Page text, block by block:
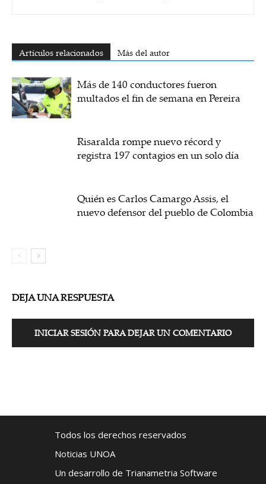
Artículos relacionados Más del autor
Más de 140 conductores fueron
multados el fin de semana en Pereira
Risaralda rompe nuevo récord y
registra 197 contagios en un solo día
Quién es Carlos Camargo Assis, el
nuevo defensor del pueblo de Colombia
DEJA UNA RESPUESTA
INICIAR SESIÓN PARA DEJAR UN COMENTARIO
Todos los derechos reservados
Noticias UNOA
Un desarrollo de Trianametria Software